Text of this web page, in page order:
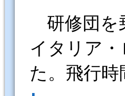
研修団を
イタリア
た。飛行時